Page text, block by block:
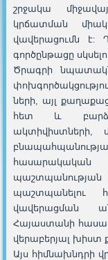
շրջակա
կրճատման միակ
վավերացումն
գործընթացը
Ծրագրի
ների, այլ
հետ և
ակտիվիստների,
հասարակական
պաշտպանության
պաշտպանելու
վավերացման
Հայաստանի
վերաբերյալ խիստ
Այս հիմնախնդրի